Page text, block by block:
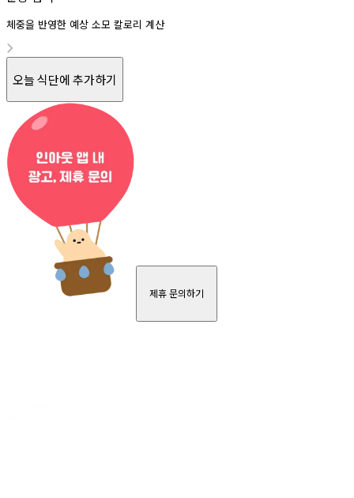
체중을 반영한 예상 소모 칼로리 계산
오늘 식단에 추가하기
제휴 문의하기